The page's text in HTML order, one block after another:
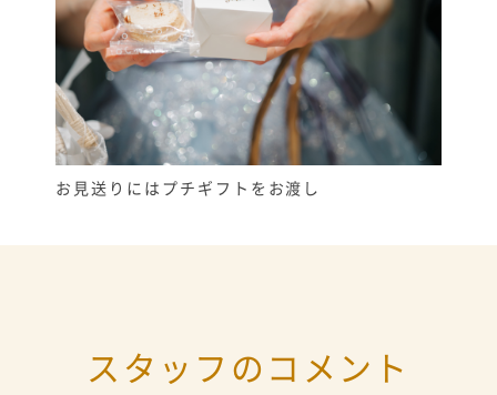
お見送りにはプチギフトをお渡し
スタッフのコメント